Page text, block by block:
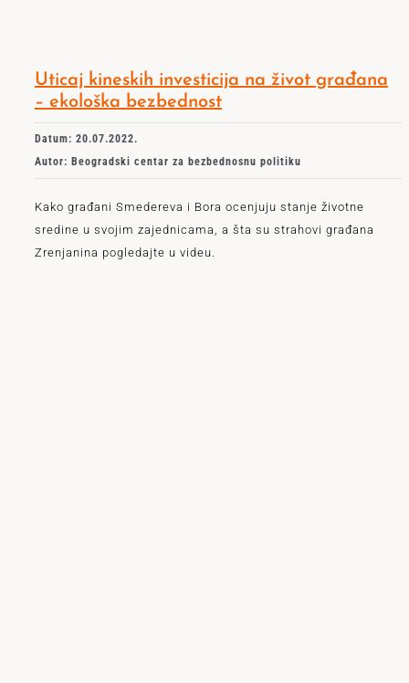
Uticaj kineskih investicija na život građana
– ekološka bezbednost
Datum: 20.07.2022.
Autor: Beogradski centar za bezbednosnu politiku
Kako građani Smedereva i Bora ocenjuju stanje životne
sredine u svojim zajednicama, a šta su strahovi građana
Zrenjanina pogledajte u videu.